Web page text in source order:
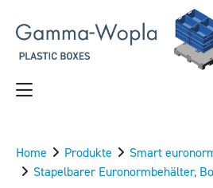
Home Produkte Smart
Stapelbarer Euronormbehälter,